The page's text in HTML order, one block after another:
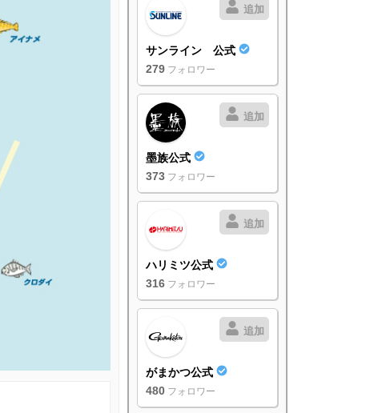
追加
サンライン 公式
279 フォロワー
追加
墨族公式
373 フォロワー
追加
ハリミツ公式
316 フォロワー
追加
がまかつ公式
480 フォロワー